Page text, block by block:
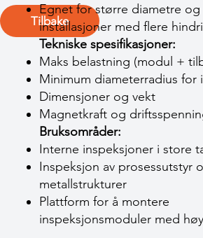
Tilbake
Egnet for større diametre og
installasjoner med flere
Tekniske spesifikasjoner:
Maks belastning (modul +
Minimum diameterradius for
Dimensjoner og vekt
Magnetkraft og
Bruksområder:
Interne inspeksjoner i store
Inspeksjon av prosessutstyr
metallstrukturer
Plattform for å montere
inspeksjonsmoduler med